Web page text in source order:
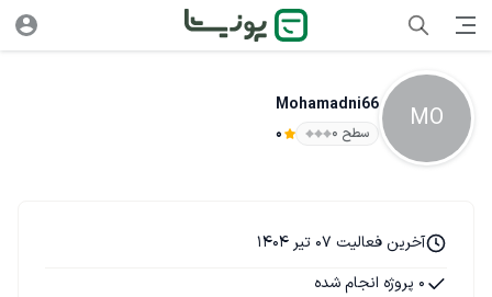
MO
Mohamadni66
سطح ۰ 0
آخرین فعالیت 07 تیر 1404
0 پروژه انجام شده